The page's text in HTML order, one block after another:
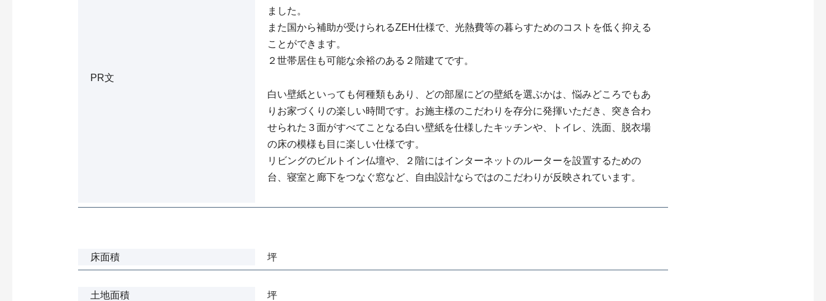
PR文
ました。
また国から補助が受けられるZEH仕様で、光熱費等の暮らすためのコストを低く抑える
ことができます。
２世帯居住も可能な余裕のある２階建てです。
白い壁紙といっても何種類もあり、どの部屋にどの壁紙を選ぶかは、悩みどころでもあ
りお家づくりの楽しい時間です。お施主様のこだわりを存分に発揮いただき、突き合わ
せられた３面がすべてことなる白い壁紙を仕様したキッチンや、トイレ、洗面、脱衣場
の床の模様も目に楽しい仕様です。
リビングのビルトイン仏壇や、２階にはインターネットのルーターを設置するための
台、寝室と廊下をつなぐ窓など、自由設計ならではのこだわりが反映されています。
床面積 坪
土地面積 坪